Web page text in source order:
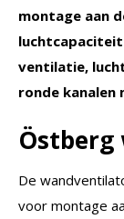
montage aan
ventilatie,
ronde kanalen
Östberg
De
voor montage